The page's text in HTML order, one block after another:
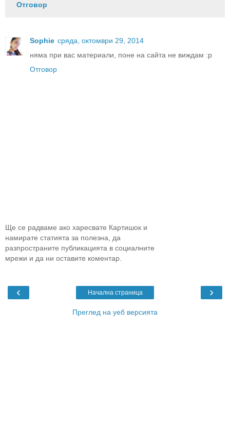
Отговор
Sophie сряда, октомври 29, 2014
няма при вас материали, поне на сайта не виждам :p
Отговор
Ще се радваме ако харесвате Картишок и
намирате статията за полезна, да
разпространите публикацията в социалните
мрежи и да ни оставите коментар.
‹ ›
Начална страница
Преглед на уеб версията